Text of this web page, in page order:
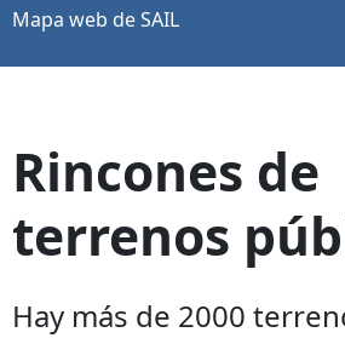
Mapa web de SAIL
Rincones de
terrenos
Hay más de 2000